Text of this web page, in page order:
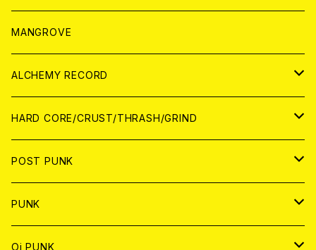
WORLD
アパレル
PATCH
アナログ
DIGITAL CONTENTS
MANGROVE
ALCHEMY RECORD
CD
ANALOG
HARD CORE/CRUST/THRASH/GRIND
JAPAN
CD
ANALOG
WORLD
CD
POST PUNK
CD
JAPAN
ANALOG
PUNK
JAPAN
Oi PUNK